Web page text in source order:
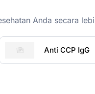
Anda secara
Anti CCP IgG